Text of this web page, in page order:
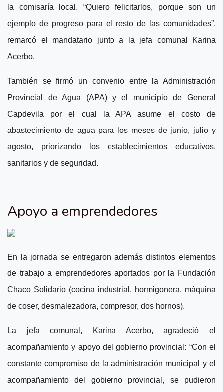
la comisaría local. “Quiero felicitarlos, porque son un
ejemplo de progreso para el resto de las comunidades”,
remarcó el mandatario junto a la jefa comunal Karina
Acerbo.
También se firmó un convenio entre la Administración
Provincial de Agua (APA) y el municipio de General
Capdevila por el cual la APA asume el costo de
abastecimiento de agua para los meses de junio, julio y
agosto, priorizando los establecimientos educativos,
sanitarios y de seguridad.
Apoyo a emprendedores
En la jornada se entregaron además distintos elementos
de trabajo a emprendedores aportados por la Fundación
Chaco Solidario (cocina industrial, hormigonera, máquina
de coser, desmalezadora, compresor, dos hornos).
La jefa comunal, Karina Acerbo, agradeció el
acompañamiento y apoyo del gobierno provincial: “Con el
constante compromiso de la administración municipal y el
acompañamiento del gobierno provincial, se pudieron